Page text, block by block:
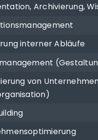
Archivierung,
interner Abläufe
von